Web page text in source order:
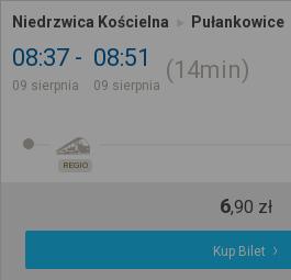
Niedrzwica Kościelna Pułankowice
08:37
09 sierpnia
08:51
09 sierpnia
14min
REGIO
6,90 zł
Kup Bilet